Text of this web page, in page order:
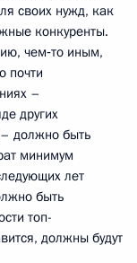
своих нужд, как
конкуренты.
чем‑то иным,
почти
–
других
должно быть
минимум
лет
быть
топ-
должны будут